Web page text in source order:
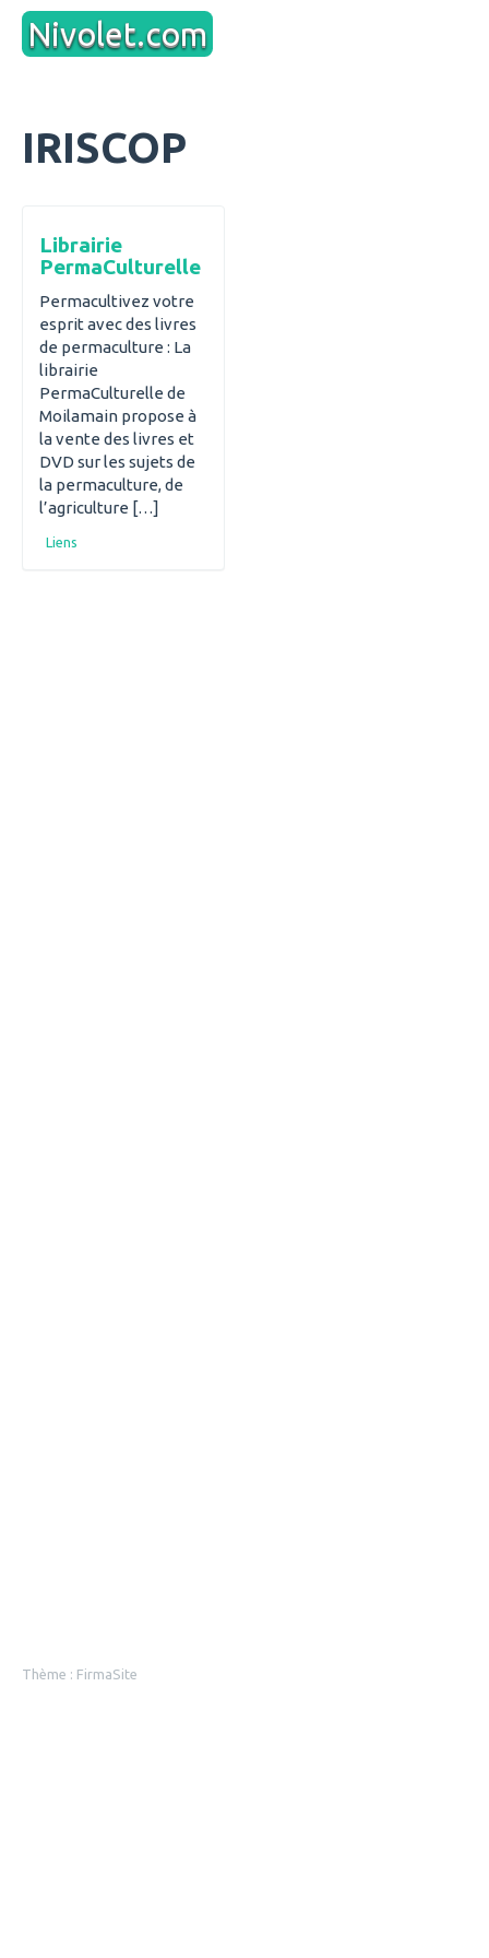
Aller
contenu
Nivolet.com
IRISCOP
Librairie
PermaCulturelle
Permacultivez votre
esprit avec des livres
de permaculture : La
librairie
PermaCulturelle de
Moilamain propose à
la vente des livres et
DVD sur les sujets de
la permaculture, de
l’agriculture […]
Liens
Thème : FirmaSite